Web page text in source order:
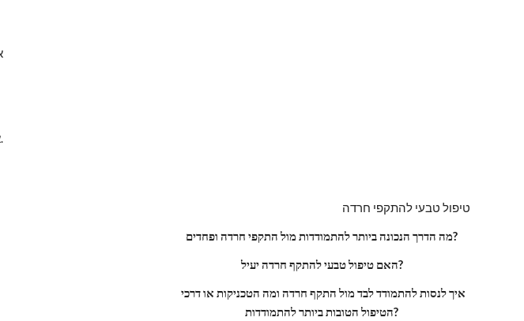
איך להתמודד בזמן אמת ואיך להשתמש בכלים לנטרול חרדה.
טיפול טבעי להתקפי חרדה
מה הדרך הנכונה ביותר להתמודדות מול התקפי חרדה ופחדים?
האם טיפול טבעי להתקף חרדה יעיל?
הטיפול הטובות ביותר להתמודדות?